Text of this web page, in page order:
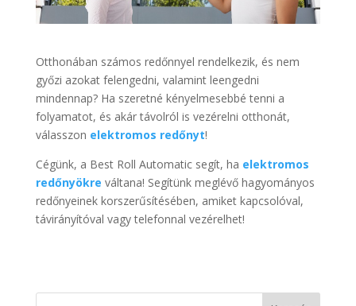
Otthonában számos redőnnyel rendelkezik, és nem
győzi azokat felengedni, valamint leengedni
mindennap? Ha szeretné kényelmesebbé tenni a
folyamatot, és akár távolról is vezérelni otthonát,
válasszon elektromos redőnyt!
Cégünk, a Best Roll Automatic segít, ha elektromos
redőnyökre váltana! Segítünk meglévő hagyományos
redőnyeinek korszerűsítésében, amiket kapcsolóval,
távirányítóval vagy telefonnal vezérelhet!